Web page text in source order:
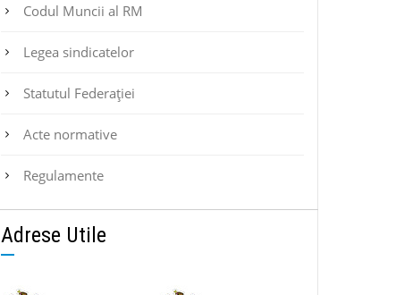
Codul Muncii al RM
Legea sindicatelor
Statutul Federaţiei
Acte normative
Regulamente
Adrese Utile